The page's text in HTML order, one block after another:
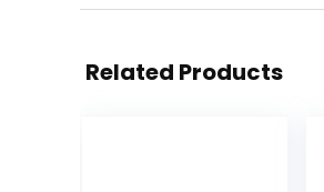
Related Products